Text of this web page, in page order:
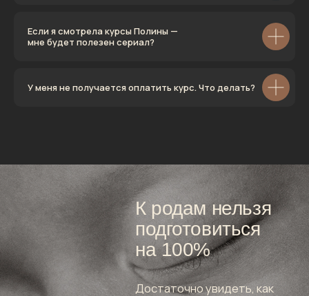
Если я смотрела курсы Полины —
мне будет полезен сериал?
У меня не получается оплатить курс. Что делать?